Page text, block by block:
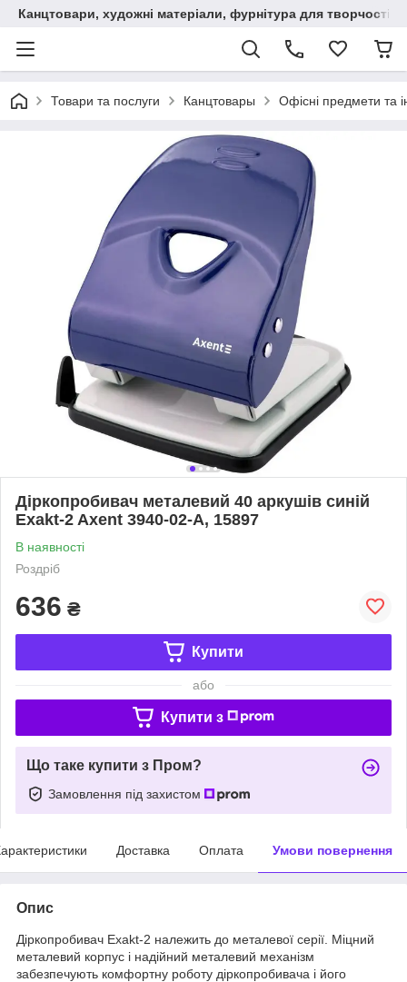
Канцтовари, художні матеріали, фурнітура для творчості
Товари та послуги Канцтовары Офісні предмети та
Діркопробивач металевий 40 аркушів синій
Exakt-2 Axent 3940-02-A, 15897
В наявності
Роздріб
636 ₴
Купити
або
Купити з
Що таке купити з Пром?
Замовлення під захистом
Доставка Оплата Умови повернення
Опис
Діркопробивач Exakt-2 належить до металевої серії. Міцний
металевий корпус і надійний металевий механізм
забезпечують комфортну роботу діркопробивача і його